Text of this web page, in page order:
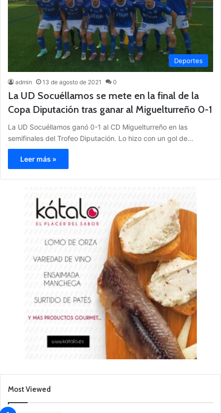
Deportes
admin 13 de agosto de 2021 0
La UD Socuéllamos se mete en la final de la
Copa Diputación tras ganar al Miguelturreño 0-1
La UD Socuéllamos ganó 0-1 al CD Miguelturreño en las
semifinales del Trofeo Diputación. Lo hizo con un gol de…
Leer más »
Most Viewed